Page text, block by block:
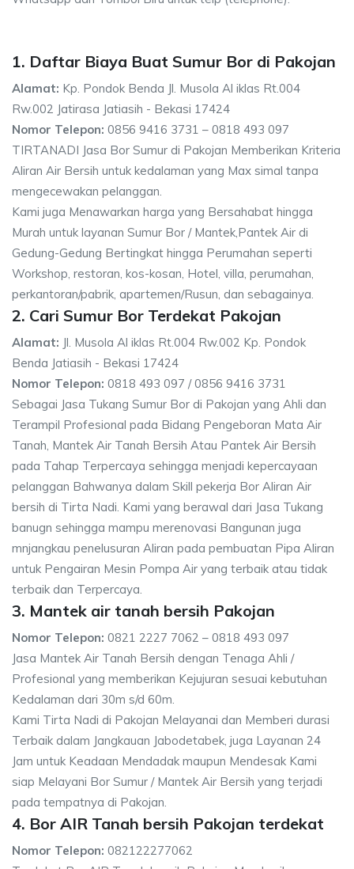
1. Daftar Biaya Buat Sumur Bor di Pakojan
Alamat: Kp. Pondok Benda Jl. Musola Al iklas Rt.004
Rw.002 Jatirasa Jatiasih - Bekasi 17424
Nomor Telepon: 0856 9416 3731 – 0818 493 097
TIRTANADI Jasa Bor Sumur di Pakojan Memberikan Kriteria
Aliran Air Bersih untuk kedalaman yang Max simal tanpa
mengecewakan pelanggan.
Kami juga Menawarkan harga yang Bersahabat hingga
Murah untuk layanan Sumur Bor / Mantek,Pantek Air di
Gedung-Gedung Bertingkat hingga Perumahan seperti
Workshop, restoran, kos-kosan, Hotel, villa, perumahan,
perkantoran/pabrik, apartemen/Rusun, dan sebagainya.
2. Cari Sumur Bor Terdekat Pakojan
Alamat: Jl. Musola Al iklas Rt.004 Rw.002 Kp. Pondok
Benda Jatiasih - Bekasi 17424
Nomor Telepon: 0818 493 097 / 0856 9416 3731
Sebagai Jasa Tukang Sumur Bor di Pakojan yang Ahli dan
Terampil Profesional pada Bidang Pengeboran Mata Air
Tanah, Mantek Air Tanah Bersih Atau Pantek Air Bersih
pada Tahap Terpercaya sehingga menjadi kepercayaan
pelanggan Bahwanya dalam Skill pekerja Bor Aliran Air
bersih di Tirta Nadi. Kami yang berawal dari Jasa Tukang
banugn sehingga mampu merenovasi Bangunan juga
mnjangkau penelusuran Aliran pada pembuatan Pipa Aliran
untuk Pengairan Mesin Pompa Air yang terbaik atau tidak
terbaik dan Terpercaya.
3. Mantek air tanah bersih Pakojan
Nomor Telepon: 0821 2227 7062 – 0818 493 097
Jasa Mantek Air Tanah Bersih dengan Tenaga Ahli /
Profesional yang memberikan Kejujuran sesuai kebutuhan
Kedalaman dari 30m s/d 60m.
Kami Tirta Nadi di Pakojan Melayanai dan Memberi durasi
Terbaik dalam Jangkauan Jabodetabek, juga Layanan 24
Jam untuk Keadaan Mendadak maupun Mendesak Kami
siap Melayani Bor Sumur / Mantek Air Bersih yang terjadi
pada tempatnya di Pakojan.
4. Bor AIR Tanah bersih Pakojan terdekat
Nomor Telepon: 082122277062